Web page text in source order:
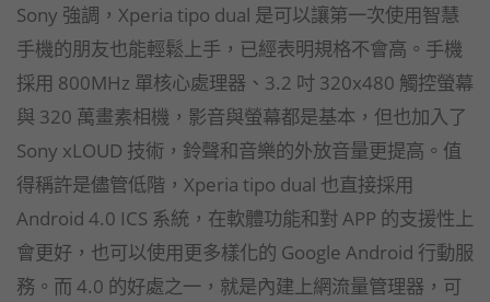
Sony 強調，Xperia tipo dual 是可以讓第一次使用智慧
手機的朋友也能輕鬆上手，已經表明規格不會高。手機
採用 800MHz 單核心處理器、3.2 吋 320x480 觸控螢幕
與 320 萬畫素相機，影音與螢幕都是基本，但也加入了
Sony xLOUD 技術，鈴聲和音樂的外放音量更提高。值
得稱許是儘管低階，Xperia tipo dual 也直接採用
Android 4.0 ICS 系統，在軟體功能和對 APP 的支援性上
會更好，也可以使用更多樣化的 Google Android 行動服
務。而 4.0 的好處之一，就是內建上網流量管理器，可